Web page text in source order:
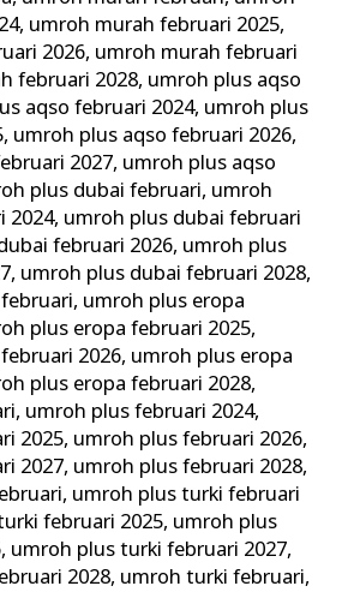
, umroh murah februari 2025,
2026, umroh murah februari
februari 2028, umroh plus aqso
aqso februari 2024, umroh plus
, umroh plus aqso februari 2026,
2027, umroh plus aqso
plus dubai februari, umroh
2024, umroh plus dubai februari
februari 2026, umroh plus
, umroh plus dubai februari 2028,
, umroh plus eropa
plus eropa februari 2025,
2026, umroh plus eropa
plus eropa februari 2028,
, umroh plus februari 2024,
2025, umroh plus februari 2026,
2027, umroh plus februari 2028,
, umroh plus turki februari
februari 2025, umroh plus
, umroh plus turki februari 2027,
2028, umroh turki februari,